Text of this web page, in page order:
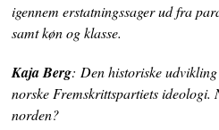
igennem erstatningssager ud fra
samt køn og klasse.
Kaja Berg: Den historiske
norske Fremskrittspartiets
norden?